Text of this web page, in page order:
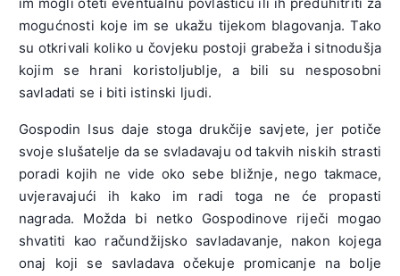
mogućnosti koje im se ukažu tijekom blagovanja. Tako
su otkrivali koliko u čovjeku postoji grabeža i sitnodušja
kojim se hrani koristoljublje, a bili su nesposobni
savladati se i biti istinski ljudi.
Gospodin Isus daje stoga drukčije savjete, jer potiče
svoje slušatelje da se svladavaju od takvih niskih strasti
poradi kojih ne vide oko sebe bližnje, nego takmace,
uvjeravajući ih kako im radi toga ne će propasti
nagrada. Možda bi netko Gospodinove riječi mogao
shvatiti kao račundžijsko savladavanje, nakon kojega
onaj koji se savladava očekuje promicanje na bolje